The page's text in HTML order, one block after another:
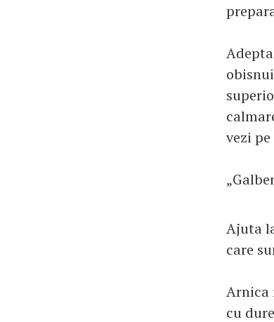
vezi
Ajuta
care
Arnica
cu